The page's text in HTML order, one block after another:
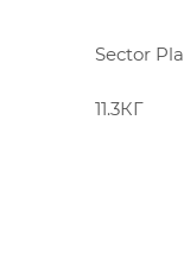
Sector
11.3КГ